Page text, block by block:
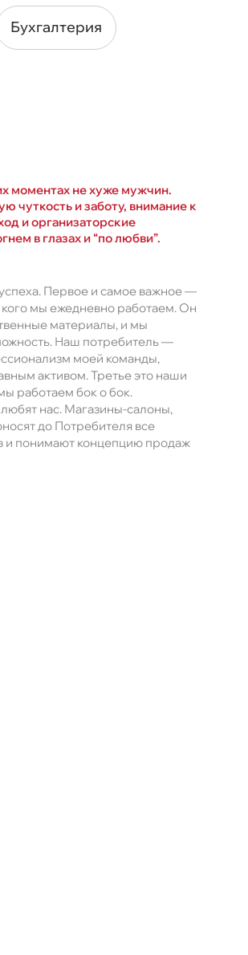
Бухгалтерия
моментах не хуже мужчин.
чуткость и заботу, внимание к
и организаторские
в глазах и “по любви”.
Первое и самое важное —
мы ежедневно работаем. Он
материалы, и мы
Наш потребитель —
моей команды,
активом. Третье это наши
работаем бок о бок.
нас. Магазины-салоны,
до Потребителя все
и понимают концепцию продаж